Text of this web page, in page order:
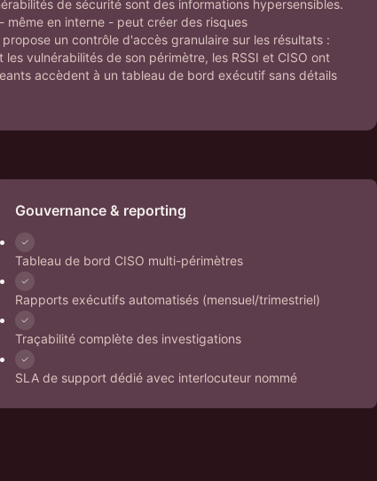
de sécurité sont des informations hypersensibles.
même en interne - peut créer des risques
un contrôle d'accès granulaire sur les résultats :
vulnérabilités de son périmètre, les RSSI et CISO ont
accèdent à un tableau de bord exécutif sans détails
Gouvernance & reporting
Tableau de bord CISO multi-périmètres
Rapports exécutifs automatisés (mensuel/trimestriel)
Traçabilité complète des investigations
SLA de support dédié avec interlocuteur nommé